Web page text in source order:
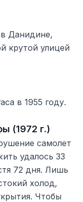
Данидине,
крутой улицей
в 1955 году.
(1972 г.)
самолет
удалось 33
72 дня. Лишь
холод,
Чтобы